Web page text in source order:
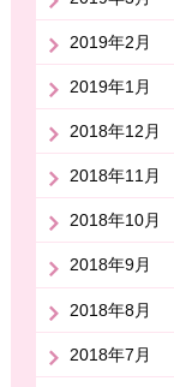
2019年2月
2019年1月
2018年12月
2018年11月
2018年10月
2018年9月
2018年8月
2018年7月